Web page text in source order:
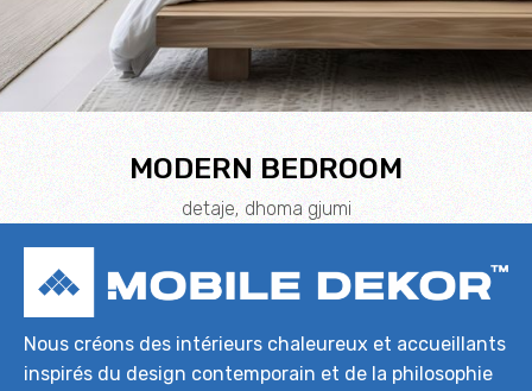
MODERN BEDROOM
detaje dhoma gjumi
Nous créons des intérieurs chaleureux et accueillants
inspirés du design contemporain et de la philosophie